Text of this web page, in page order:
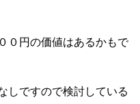
０円の価値はあるかもで
しですので検討している